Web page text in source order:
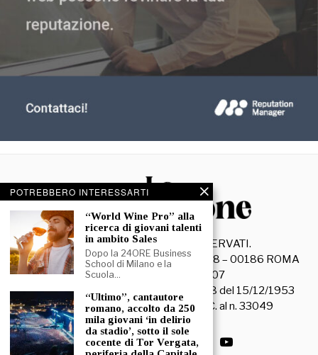
© 2026- TUTTI I DIRITTI RISERVATI.
La Discussione S.r.l. – Piazza Capranica, 78 – 00186 ROMA
C.F. e P. IVA 15045971007
Registrazione Tribunale di Roma n. 3628 del 15/12/1953
La società editrice è iscritta al R.O.C. al n. 33049
POTREBBERO INTERESSARTI
“World Wine Pro” alla
ricerca di giovani talenti
in ambito Sales
Dopo la 24ORE Business
School di Milano e la
Scuola…
“Ultimo”, cantautore
romano, accolto da 250
mila giovani ‘in delirio
da stadio’, sotto il sole
cocente di Tor Vergata,